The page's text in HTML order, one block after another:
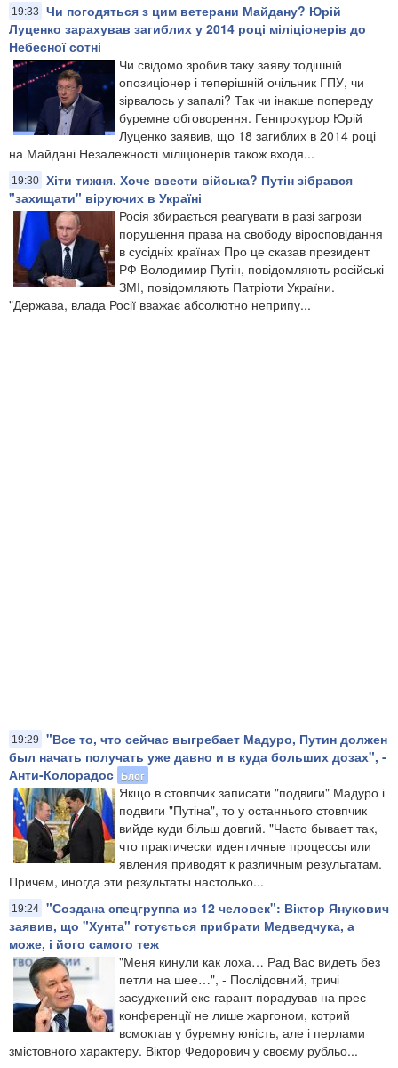
19:33
Чи погодяться з цим ветерани Майдану? Юрій
Луценко зарахував загиблих у 2014 році міліціонерів до
Небесної сотні
Чи свідомо зробив таку заяву тодішній
опозиціонер і теперішній очільник ГПУ, чи
зірвалось у запалі? Так чи інакше попереду
буремне обговорення. Генпрокурор Юрій
Луценко заявив, що 18 загиблих в 2014 році
на Майдані Незалежності міліціонерів також входя...
19:30 Хіти тижня. Хоче ввести війська? Путін зібрався
"захищати" віруючих в Україні
Росія збирається реагувати в разі загрози
порушення права на свободу віросповідання
в сусідніх країнах Про це сказав президент
РФ Володимир Путін, повідомляють російські
ЗМІ, повідомляють Патріоти України.
"Держава, влада Росії вважає абсолютно неприпу...
19:29
"Все то, что сейчас выгребает Мадуро, Путин должен
был начать получать уже давно и в куда больших дозах", -
Анти-Колорадос Блог
Якщо в стовпчик записати "подвиги" Мадуро і
подвиги "Путіна", то у останнього стовпчик
вийде куди більш довгий. "Часто бывает так,
что практически идентичные процессы или
явления приводят к различным результатам.
Причем, иногда эти результаты настолько...
19:24 ​"Создана спецгруппа из 12 человек": Віктор Янукович
заявив, що "Хунта" готується прибрати Медведчука, а
може, і його самого теж
"Меня кинули как лоха… Рад Вас видеть без
петли на шее…", - Послідовний, тричі
засуджений екс-гарант порадував на прес-
конференції не лише жаргоном, котрий
всмоктав у буремну юність, але і перлами
змістовного характеру. Віктор Федорович у своєму рубльо...